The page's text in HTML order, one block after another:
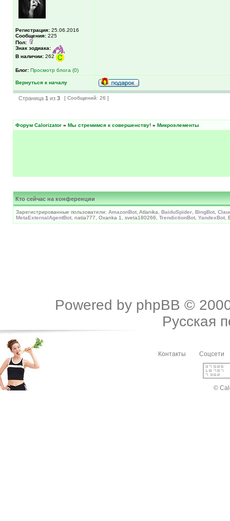
Регистрация: 25.06.2016
Сообщения: 225
Пол:
Знак зодиака:
В наличии: 262
Блог: Просмотр блога (0)
Вернуться к началу
Страница 1 из 3 [ Сообщений: 26 ]
Форум Calorizator » Мы стремимся к совершенству! » Микроэлементы
Кто сейчас на конференции
Зарегистрированные пользователи: AmazonBot , Atlanika, BaiduSpider BingBot
MetaExternalAgentBot , natia777, Oxanka 1, sveta180266, TrendictionBot YandexBot ,
Powered by phpBB ©
Русская
Контакты Соцсети
©